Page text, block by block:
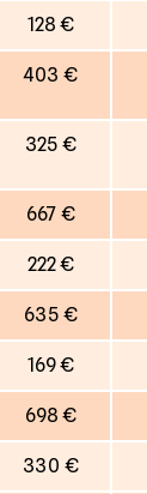
128 €
403 €
325 €
667 €
222 €
635 €
169 €
698 €
330 €